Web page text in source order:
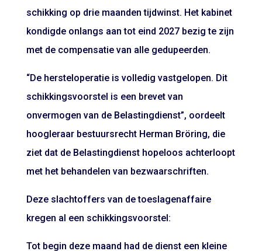
schikking op drie maanden tijdwinst. Het kabinet
kondigde onlangs aan tot eind 2027 bezig te zijn
met de compensatie van alle gedupeerden.
“De hersteloperatie is volledig vastgelopen. Dit
schikkingsvoorstel is een brevet van
onvermogen van de Belastingdienst”, oordeelt
hoogleraar bestuursrecht Herman Bröring, die
ziet dat de Belastingdienst hopeloos achterloopt
met het behandelen van bezwaarschriften.
Deze slachtoffers van de toeslagenaffaire
kregen al een schikkingsvoorstel:
Tot begin deze maand had de dienst een kleine